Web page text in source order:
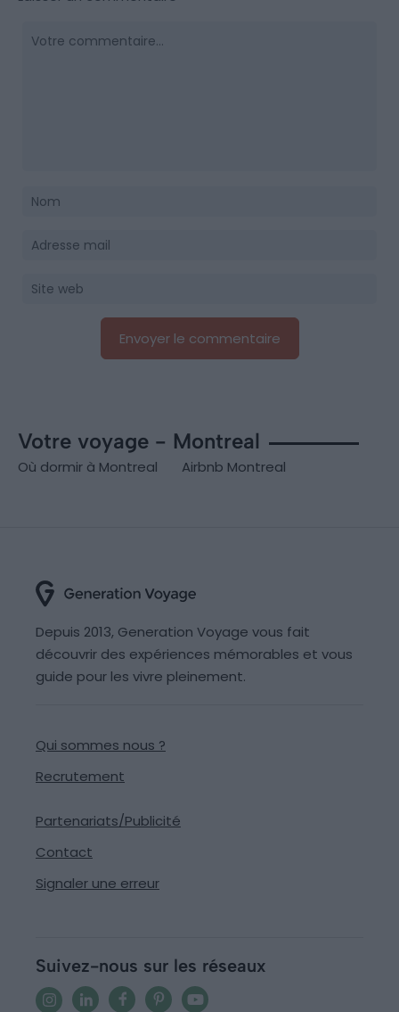
Votre voyage - Montreal
Où dormir à Montreal Airbnb Montreal
Depuis 2013, Generation Voyage vous fait
découvrir des expériences mémorables et vous
guide pour les vivre pleinement.
Qui sommes nous ?
Recrutement
Partenariats/Publicité
Contact
Signaler une erreur
Suivez-nous sur les réseaux